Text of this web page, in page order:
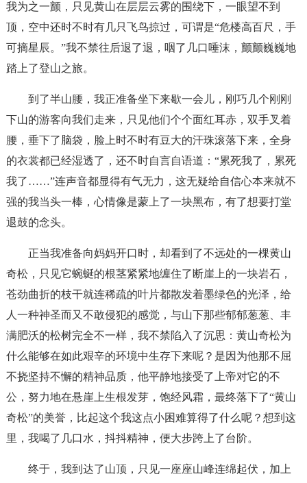
我为之一颤，只见黄山在层层云雾的围绕下，一眼望不到
顶，空中还时不时有几只飞鸟掠过，可谓是“危楼高百尺，手
可摘星辰。”我不禁往后退了退，咽了几口唾沫，颤颤巍巍地
踏上了登山之旅。
到了半山腰，我正准备坐下来歇一会儿，刚巧几个刚刚
下山的游客向我们走来，只见他们个个面红耳赤，双手叉着
腰，垂下了脑袋，脸上时不时有豆大的汗珠滚落下来，全身
的衣裳都已经湿透了，还不时自言自语道：“累死我了，累死
我了……”连声音都显得有气无力，这无疑给自信心本来就不
强的我当头一棒，心情像是蒙上了一块黑布，有了想要打堂
退鼓的念头。
正当我准备向妈妈开口时，却看到了不远处的一棵黄山
奇松，只见它蜿蜒的根茎紧紧地缠住了断崖上的一块岩石，
苍劲曲折的枝干就连稀疏的叶片都散发着墨绿色的光泽，给
人一种神圣而又不敢侵犯的感觉，与山下那些郁郁葱葱、丰
满肥沃的松树完全不一样，我不禁陷入了沉思：黄山奇松为
什么能够在如此艰辛的环境中生存下来呢？是因为他那不屈
不挠坚持不懈的精神品质，他平静地接受了上帝对它的不
公，努力地在悬崖上生根发芽，饱经风霜，最终落下了“黄山
奇松”的美誉，比起这个我这点小困难算得了什么呢？想到这
里，我喝了几口水，抖抖精神，便大步跨上了台阶。
终于，我到达了山顶，只见一座座山峰连绵起伏，加上